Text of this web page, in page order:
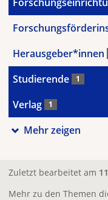
Herausgeber*innen
Studierende 1
Verlag 1
Mehr zeigen
Zuletzt bearbeitet am
Mehr zu den Themen